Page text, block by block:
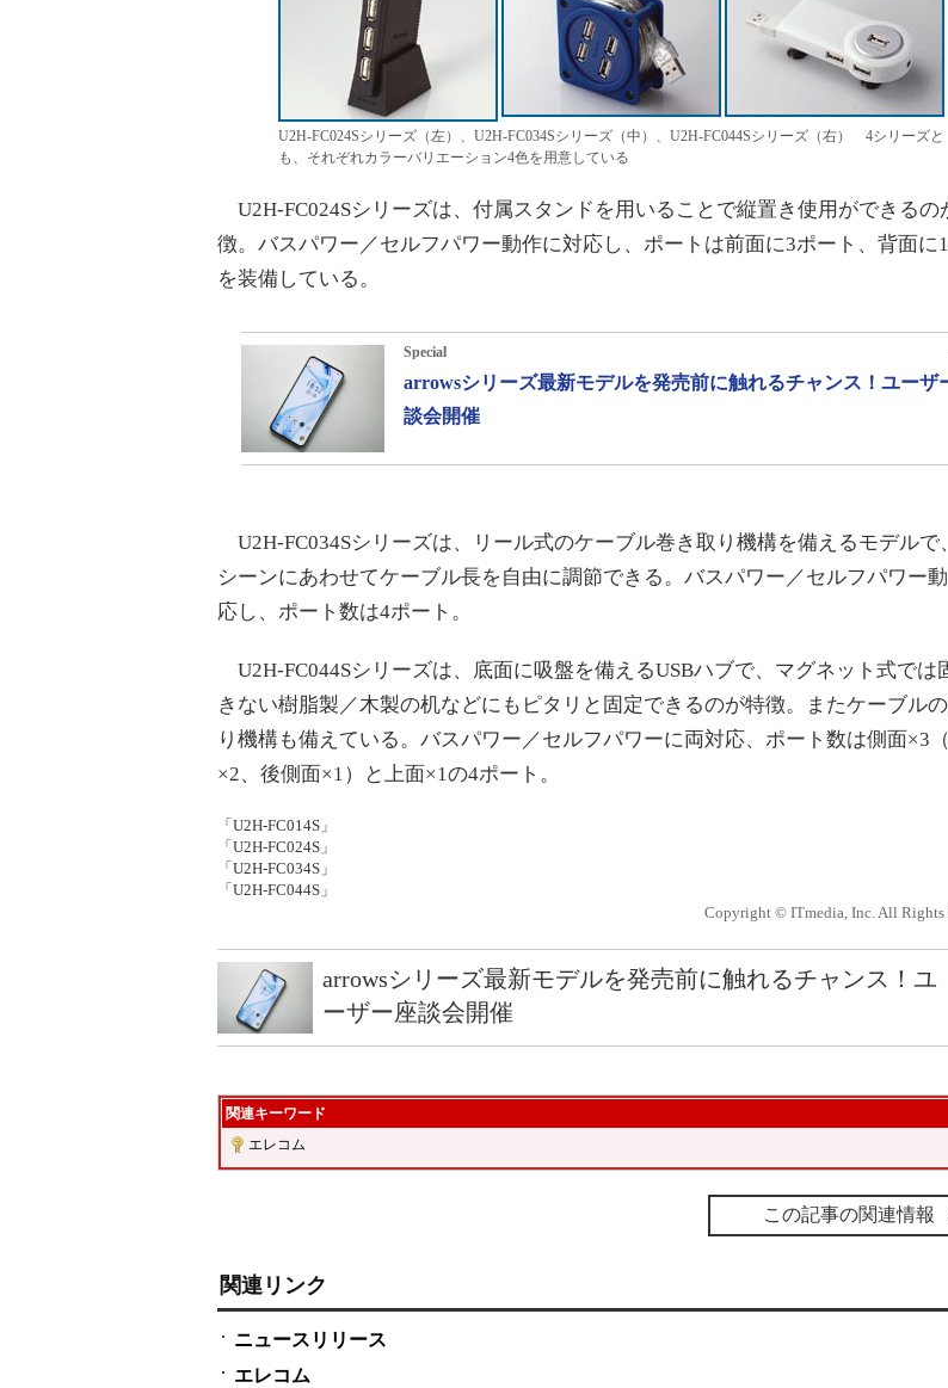
U2H-FC024Sシリーズ（左）、U2H-FC034Sシリーズ（中）、U2H-FC044Sシリーズ（右） 4シリーズと
も、それぞれカラーバリエーション4色を用意している
U2H-FC024Sシリーズは、付属スタンドを用いることで縦置き使用ができるの
徴。バスパワー／セルフパワー動作に対応し、ポートは前面に3ポート、背面に
を装備している。
Special
arrowsシリーズ最新モデルを発売前に触れるチャンス！ユーザ
談会開催
U2H-FC034Sシリーズは、リール式のケーブル巻き取り機構を備えるモデルで
シーンにあわせてケーブル長を自由に調節できる。バスパワー／セルフパワー
応し、ポート数は4ポート。
U2H-FC044Sシリーズは、底面に吸盤を備えるUSBハブで、マグネット式では
きない樹脂製／木製の机などにもピタリと固定できるのが特徴。またケーブル
り機構も備えている。バスパワー／セルフパワーに両対応、ポート数は側面×3
×2、後側面×1）と上面×1の4ポート。
「U2H-FC014S」
「U2H-FC024S」
「U2H-FC034S」
「U2H-FC044S」
Copyright © ITmedia, Inc. All Rights
arrowsシリーズ最新モデルを発売前に触れるチャンス！ユ
ーザー座談会開催
関連キーワード
エレコム
この記事の関連情報
関連リンク
ニュースリリース
エレコム